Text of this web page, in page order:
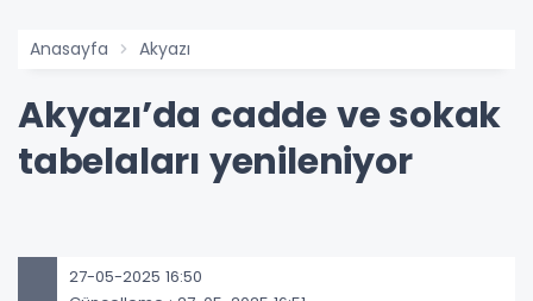
Anasayfa Akyazı
Akyazı’da cadde ve sokak
tabelaları yenileniyor
27-05-2025 16:50